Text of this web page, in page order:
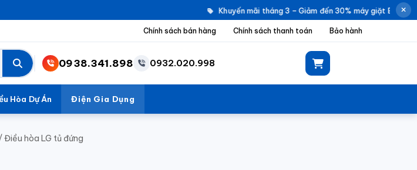
Khuyến mãi tháng 3 – Giảm đến 30% máy giặt
Chính sách bán hàng Chính sách thanh toán Bảo hành
0938.341.898 0932.020.998
Hòa Dự Án Điện Gia Dụng
Điều hòa LG tủ đứng